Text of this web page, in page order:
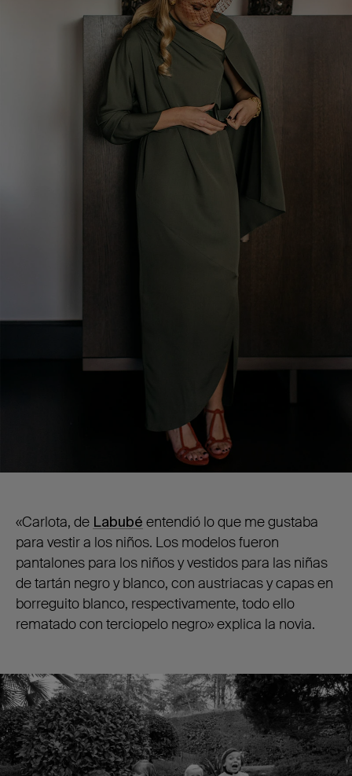
«Carlota, de Labubé entendió lo que me gustaba
para vestir a los niños. Los modelos fueron
pantalones para los niños y vestidos para las niñas
de tartán negro y blanco, con austriacas y capas en
borreguito blanco, respectivamente, todo ello
rematado con terciopelo negro» explica la novia.